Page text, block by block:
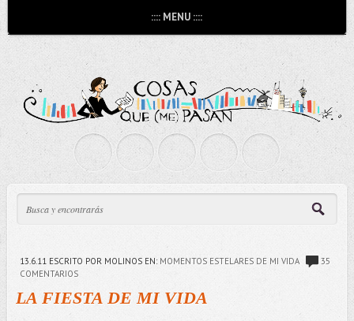
:::: MENU ::::
13.6.11 ESCRITO POR MOLINOS EN: MOMENTOS ESTELARES DE MI VIDA
35
COMENTARIOS
LA FIESTA DE MI VIDA